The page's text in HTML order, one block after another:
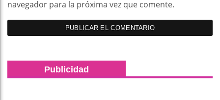
navegador para la próxima vez que comente.
Publicidad